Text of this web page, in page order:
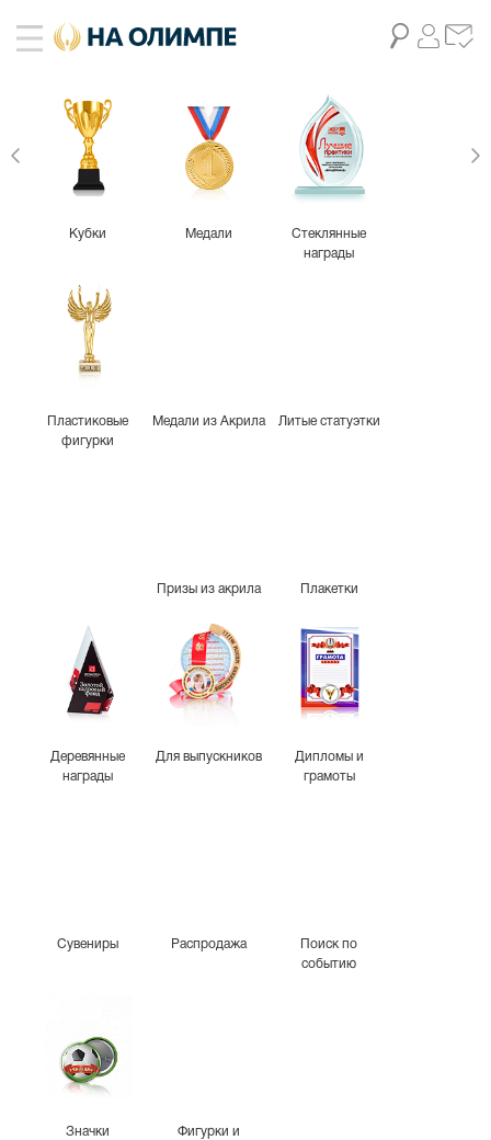
Кубки Медали
Стеклянные
награды
Пластиковые
фигурки
Медали из Акрила Литые статуэтки
Призы из акрила Плакетки
Деревянные
награды
Для выпускников
Дипломы и
грамоты
Сувениры Распродажа
Поиск по
событию
Значки
Фигурки и